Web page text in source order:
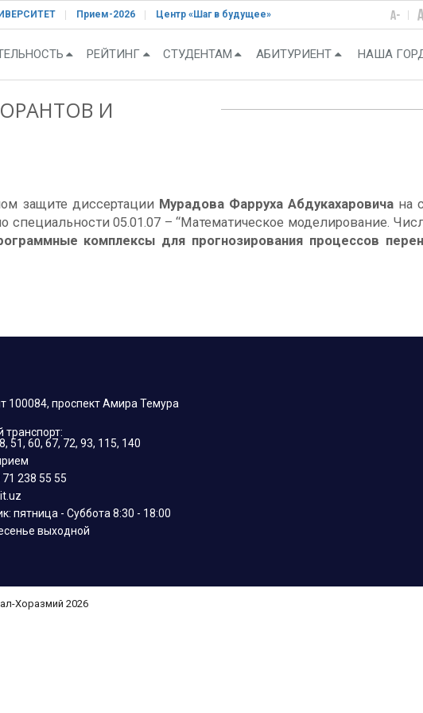
Прием-2026 Центр «Шаг в будущее»
РЕЙТИНГ СТУДЕНТАМ АБИТУРИЕНТ НАША
И
защите диссертации Мурадова Фарруха Абдукахаровичана
специальности 05.01.07 – “Математическое моделирование.
комплексы для прогнозирования процессов
100084, проспект Амира Темура
51, 60, 67, 72, 93, 115, 140
238 55 55
пятница - Суббота 8:30 - 18:00
выходной
Хоразмий 2026